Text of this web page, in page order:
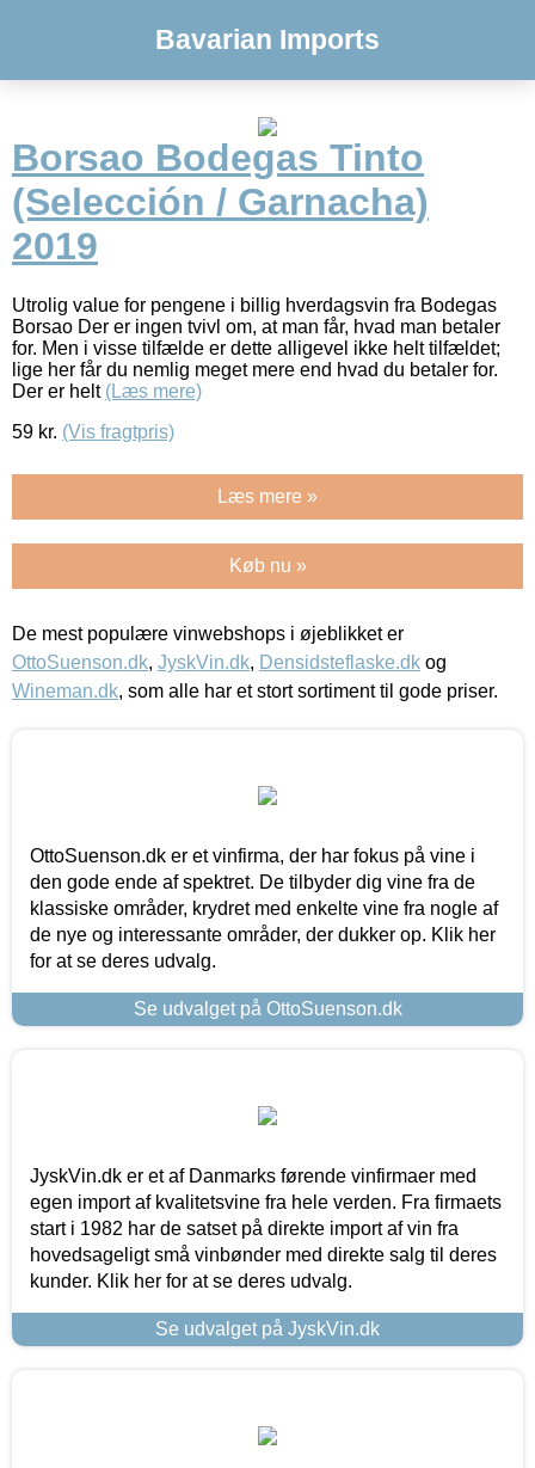
Bavarian Imports
Borsao Bodegas Tinto
(Selección / Garnacha)
2019
Utrolig value for pengene i billig hverdagsvin fra Bodegas
Borsao Der er ingen tvivl om, at man får, hvad man betaler
for. Men i visse tilfælde er dette alligevel ikke helt tilfældet;
lige her får du nemlig meget mere end hvad du betaler for.
Der er helt (Læs mere)
59 kr. (Vis fragtpris)
Læs mere »
Køb nu »
De mest populære vinwebshops i øjeblikket er
OttoSuenson.dk, JyskVin.dk, Densidsteflaske.dk og
Wineman.dk, som alle har et stort sortiment til gode priser.
OttoSuenson.dk er et vinfirma, der har fokus på vine i
den gode ende af spektret. De tilbyder dig vine fra de
klassiske områder, krydret med enkelte vine fra nogle af
de nye og interessante områder, der dukker op. Klik her
for at se deres udvalg.
Se udvalget på OttoSuenson.dk
JyskVin.dk er et af Danmarks førende vinfirmaer med
egen import af kvalitetsvine fra hele verden. Fra firmaets
start i 1982 har de satset på direkte import af vin fra
hovedsageligt små vinbønder med direkte salg til deres
kunder. Klik her for at se deres udvalg.
Se udvalget på JyskVin.dk